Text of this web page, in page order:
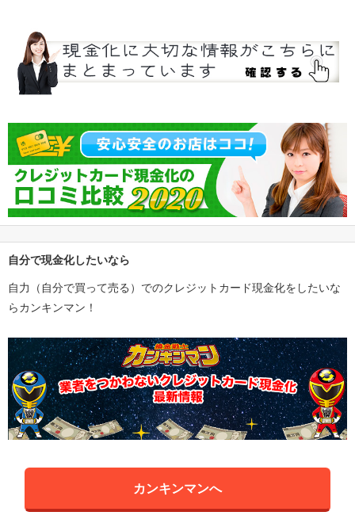
自分で現金化したいなら
自力（自分で買って売る）でのクレジットカード現金化をしたいな
らカンキンマン！
カンキンマンへ